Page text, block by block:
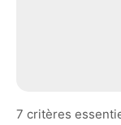
7 critères